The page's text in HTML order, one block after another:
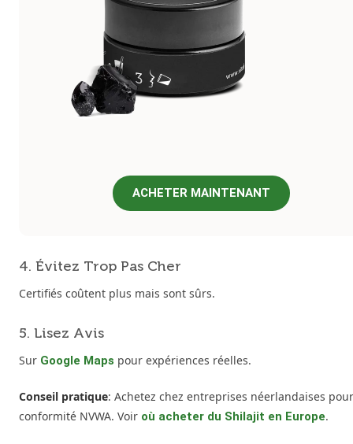
ACHETER MAINTENANT
4. Évitez Trop Pas Cher
Certifiés coûtent plus mais sont sûrs.
5. Lisez Avis
Sur Google Maps pour expériences réelles.
Conseil pratique: Achetez chez entreprises néerlandaises pour
conformité NVWA. Voir où acheter du Shilajit en Europe.